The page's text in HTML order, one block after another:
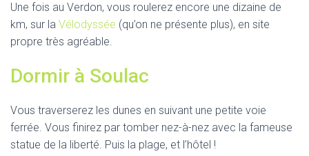
Une fois au Verdon, vous roulerez encore une dizaine de
km, sur la Vélodyssée (qu’on ne présente plus), en site
propre très agréable.
Dormir à Soulac
Vous traverserez les dunes en suivant une petite voie
ferrée. Vous finirez par tomber nez-à-nez avec la fameuse
statue de la liberté. Puis la plage, et l’hôtel !